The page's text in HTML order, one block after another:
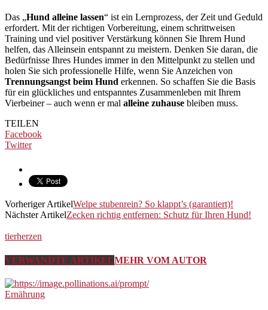
Das „Hund alleine lassen“ ist ein Lernprozess, der Zeit und Geduld
erfordert. Mit der richtigen Vorbereitung, einem schrittweisen
Training und viel positiver Verstärkung können Sie Ihrem Hund
helfen, das Alleinsein entspannt zu meistern. Denken Sie daran, die
Bedürfnisse Ihres Hundes immer in den Mittelpunkt zu stellen und
holen Sie sich professionelle Hilfe, wenn Sie Anzeichen von
Trennungsangst beim Hund erkennen. So schaffen Sie die Basis
für ein glückliches und entspanntes Zusammenleben mit Ihrem
Vierbeiner – auch wenn er mal alleine zuhause bleiben muss.
TEILEN
Facebook
Twitter
Vorheriger ArtikelWelpe stubenrein? So klappt’s (garantiert)!
Nächster ArtikelZecken richtig entfernen: Schutz für Ihren Hund!
tierherzen
VERWANDTE ARTIKELMEHR VOM AUTOR
Ernährung